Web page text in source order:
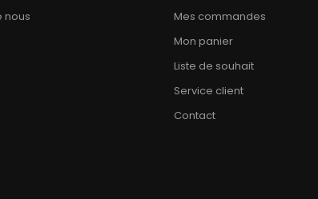
nous
Mes commandes
Mon panier
Liste de souhait
Service client
Contact